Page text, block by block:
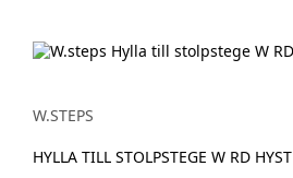
W.STEPS
HYLLA TILL STOLPSTEGE W RD HYST